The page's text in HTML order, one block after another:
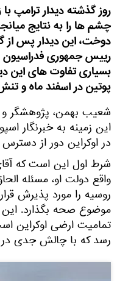
روز گذشته دیدار ترامپ
چشم ها را به نتایج
دوخت، این دیدار پس از
رییس جمهوری فدراسیون
بسیاری تفاوت های این
پوتین در اسفند ماه و
شعیب بهمن، پژوهشگر و
این زمینه به خبرنگار
در اوکراین دور از
شرط اول این است که
واقع دولت او، مسئله
روسیه را مورد پذیرش
موضوع صحه بگذارد. این
تمامیت ارضی اوکراین
رسد که با چالش جدی در